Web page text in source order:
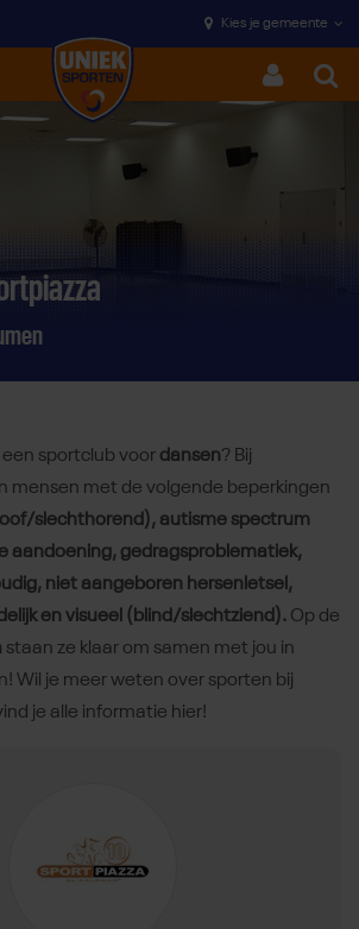
Kies je gemeente
een sportclub voor dansen? Bij
mensen met de volgende beperkingen
slechthorend), autisme spectrum
aandoening, gedragsproblematiek,
niet aangeboren hersenletsel,
en visueel (blind/slechtziend). Op de
staan ze klaar om samen met jou in
Wil je meer weten over sporten bij
je alle informatie hier!